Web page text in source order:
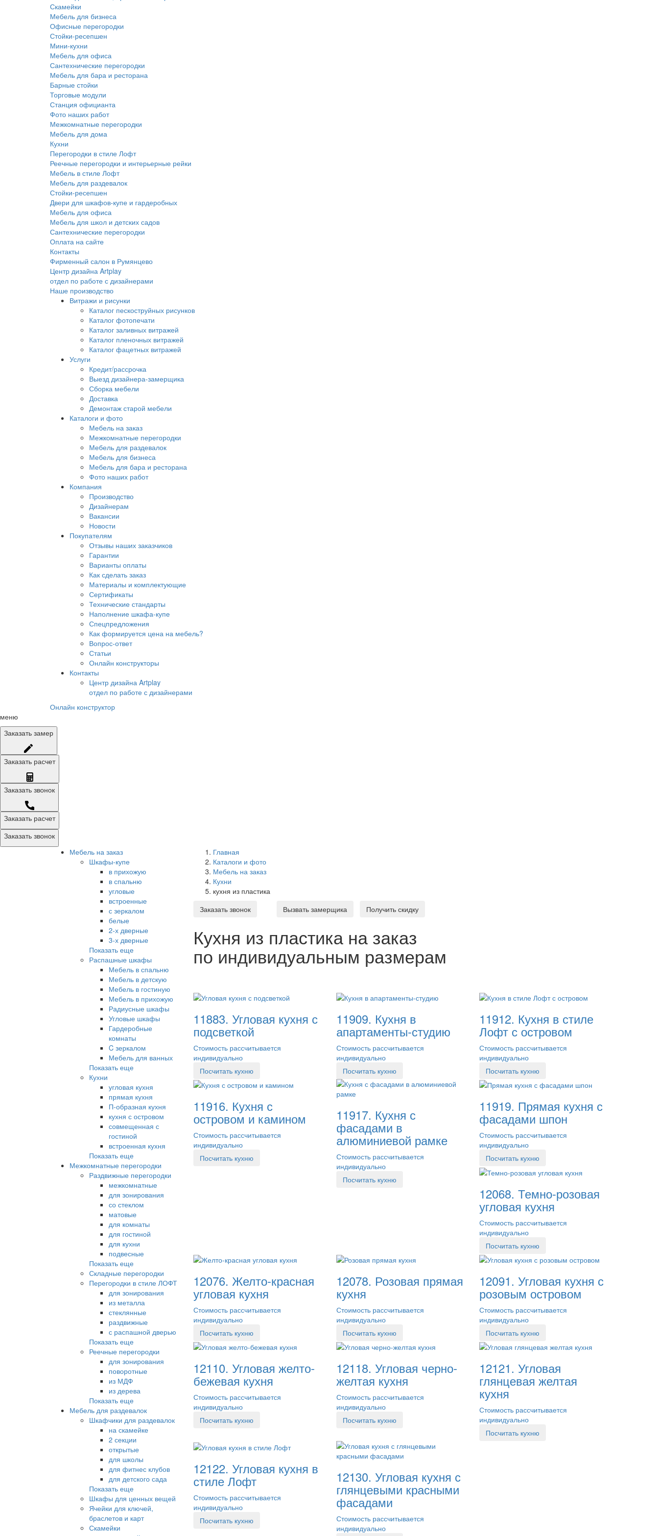
Скамейки
Мебель для бизнеса
Офисные перегородки
Стойки-ресепшен
Мини-кухни
Мебель для офиса
Сантехнические перегородки
Мебель для бара и ресторана
Барные стойки
Торговые модули
Станция официанта
Фото наших работ
Межкомнатные перегородки
Мебель для дома
Кухни
Перегородки в стиле Лофт
Реечные перегородки и интерьерные рейки
Мебель в стиле Лофт
Мебель для раздевалок
Стойки-ресепшен
Двери для шкафов-купе и гардеробных
Мебель для офиса
Мебель для школ и детских садов
Сантехнические перегородки
Оплата на сайте
Контакты
Фирменный салон в Румянцево
Центр дизайна Artplay
отдел по работе с дизайнерами
Наше производство
Витражи и рисунки
Каталог пескоструйных рисунков
Каталог фотопечати
Каталог заливных витражей
Каталог пленочных витражей
Каталог фацетных витражей
Услуги
Кредит/рассрочка
Выезд дизайнера-замерщика
Сборка мебели
Доставка
Демонтаж старой мебели
Каталоги и фото
Мебель на заказ
Межкомнатные перегородки
Мебель для раздевалок
Мебель для бизнеса
Мебель для бара и ресторана
Фото наших работ
Компания
Производство
Дизайнерам
Вакансии
Новости
Покупателям
Отзывы наших заказчиков
Гарантии
Варианты оплаты
Как сделать заказ
Материалы и комплектующие
Сертификаты
Технические стандарты
Наполнение шкафа-купе
Спецпредложения
Как формируется цена на мебель?
Вопрос-ответ
Статьи
Онлайн конструкторы
Контакты
Центр дизайна Artplay
отдел по работе с дизайнерами
Онлайн конструктор
меню
Заказать замер
Заказать расчет
Заказать звонок
Заказать расчет
Заказать звонок
Мебель на заказ
Шкафы-купе
в прихожую
в спальню
угловые
встроенные
с зеркалом
белые
2-х дверные
3-х дверные
Показать еще
Распашные шкафы
Мебель в спальню
Мебель в детскую
Мебель в гостиную
Мебель в прихожую
Радиусные шкафы
Угловые шкафы
Гардеробные
комнаты
C зеркалом
Мебель для ванных
Показать еще
Кухни
угловая кухня
прямая кухня
П-образная кухня
кухня с островом
совмещенная с
гостиной
встроенная кухня
Показать еще
Межкомнатные перегородки
Раздвижные перегородки
межкомнатные
для зонирования
со стеклом
матовые
для комнаты
для гостиной
для кухни
подвесные
Показать еще
Складные перегородки
Перегородки в стиле ЛОФТ
для зонирования
из металла
стеклянные
раздвижные
с распашной дверью
Показать еще
Реечные перегородки
для зонирования
поворотные
из МДФ
из дерева
Показать еще
Мебель для раздевалок
Шкафчики для раздевалок
на скамейке
2 секции
открытые
для школы
для фитнес клубов
для детского сада
Показать еще
Шкафы для ценных вещей
Ячейки для ключей,
браслетов и карт
Скамейки
Главная
Каталоги и фото
Мебель на заказ
Кухни
кухня из пластика
Заказать звонок
Вызвать замерщика Получить скидку
Кухня из пластика на заказ
по индивидуальным размерам
11883. Угловая кухня с
подсветкой
Стоимость рассчитывается
индивидуально
Посчитать кухню
11909. Кухня в
апартаменты-студию
Стоимость рассчитывается
индивидуально
Посчитать кухню
11912. Кухня в стиле
Лофт с островом
Стоимость рассчитывается
индивидуально
Посчитать кухню
11916. Кухня с
островом и камином
Стоимость рассчитывается
индивидуально
Посчитать кухню
11917. Кухня с
фасадами в
алюминиевой рамке
Стоимость рассчитывается
индивидуально
Посчитать кухню
11919. Прямая кухня с
фасадами шпон
Стоимость рассчитывается
индивидуально
Посчитать кухню
12068. Темно-розовая
угловая кухня
Стоимость рассчитывается
индивидуально
Посчитать кухню
12076. Желто-красная
угловая кухня
Стоимость рассчитывается
индивидуально
Посчитать кухню
12078. Розовая прямая
кухня
Стоимость рассчитывается
индивидуально
Посчитать кухню
12091. Угловая кухня с
розовым островом
Стоимость рассчитывается
индивидуально
Посчитать кухню
12110. Угловая желто-
бежевая кухня
Стоимость рассчитывается
индивидуально
Посчитать кухню
12118. Угловая черно-
желтая кухня
Стоимость рассчитывается
индивидуально
Посчитать кухню
12121. Угловая
глянцевая желтая
кухня
Стоимость рассчитывается
индивидуально
Посчитать кухню
12122. Угловая кухня в
стиле Лофт
Стоимость рассчитывается
индивидуально
Посчитать кухню
12130. Угловая кухня с
глянцевыми красными
фасадами
Стоимость рассчитывается
индивидуально